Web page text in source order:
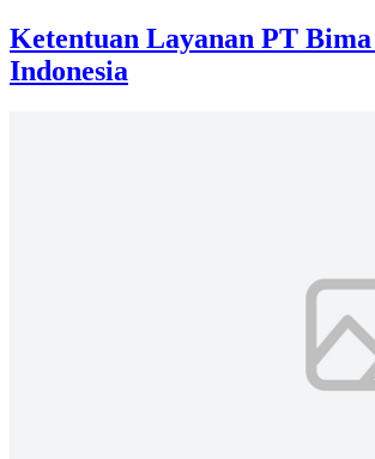
Ketentuan Layanan PT
Indonesia